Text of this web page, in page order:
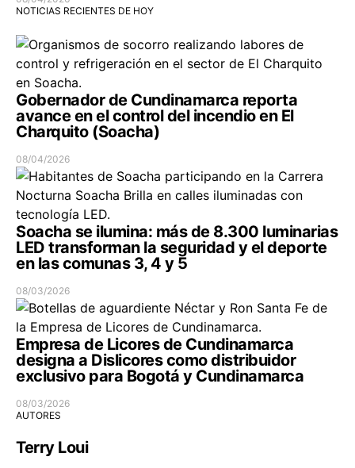
NOTICIAS RECIENTES DE HOY
Gobernador de Cundinamarca reporta
avance en el control del incendio en El
Charquito (Soacha)
08/04/2026
Soacha se ilumina: más de 8.300 luminarias
LED transforman la seguridad y el deporte
en las comunas 3, 4 y 5
08/03/2026
Empresa de Licores de Cundinamarca
designa a Dislicores como distribuidor
exclusivo para Bogotá y Cundinamarca
08/03/2026
AUTORES
Terry Loui